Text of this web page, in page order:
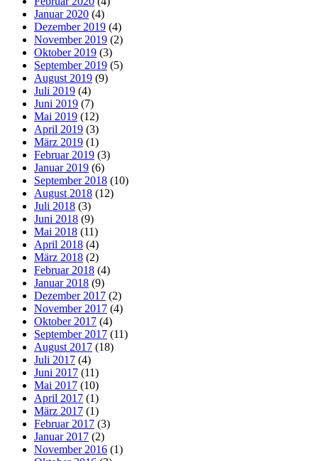
Januar 2020 (4)
Dezember 2019 (4)
November 2019 (2)
Oktober 2019 (3)
September 2019 (5)
August 2019 (9)
Juli 2019 (4)
Juni 2019 (7)
Mai 2019 (12)
April 2019 (3)
März 2019 (1)
Februar 2019 (3)
Januar 2019 (6)
September 2018 (10)
August 2018 (12)
Juli 2018 (3)
Juni 2018 (9)
Mai 2018 (11)
April 2018 (4)
März 2018 (2)
Februar 2018 (4)
Januar 2018 (9)
Dezember 2017 (2)
November 2017 (4)
Oktober 2017 (4)
September 2017 (11)
August 2017 (18)
Juli 2017 (4)
Juni 2017 (11)
Mai 2017 (10)
April 2017 (1)
März 2017 (1)
Februar 2017 (3)
Januar 2017 (2)
November 2016 (1)